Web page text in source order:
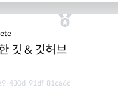
깃 & 깃허브
430d-91df-81ca6c